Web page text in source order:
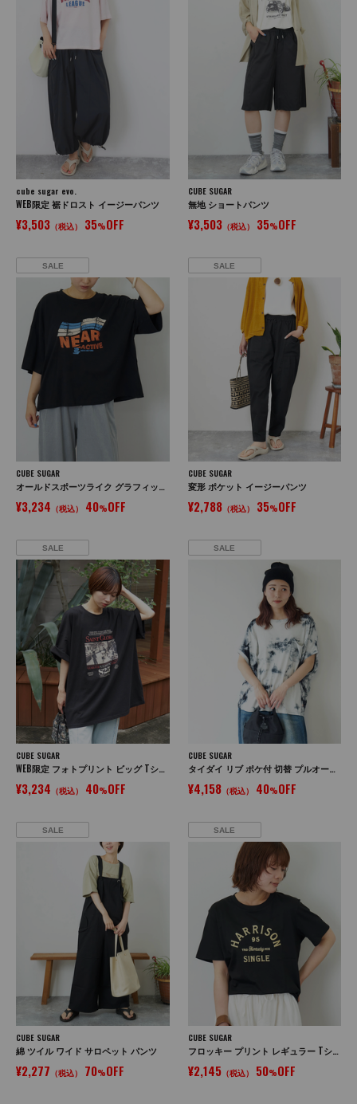
cube sugar evo.
WEB限定 裾ドロスト イージーパンツ
¥3,503 （税込） 35%OFF
CUBE SUGAR
無地 ショートパンツ
¥3,503（税込） 35%OFF
SALE
CUBE SUGAR
オールドスポーツライク グラフィックロゴ ワイド Tシャツ
¥3,234 （税込） 40%OFF
SALE
CUBE SUGAR
変形 ポケット イージーパンツ
¥2,788（税込） 35%OFF
SALE
CUBE SUGAR
WEB限定 フォトプリント ビッグ Tシャツ
¥3,234 （税込） 40%OFF
SALE
CUBE SUGAR
タイダイ リブ ポケ付 切替 プルオーバー Tシャツ
¥4,158（税込） 40%OFF
SALE
CUBE SUGAR
綿 ツイル ワイド サロペット パンツ
¥2,277 （税込） 70%OFF
SALE
CUBE SUGAR
フロッキー プリント レギュラー Tシャツ
¥2,145（税込） 50%OFF